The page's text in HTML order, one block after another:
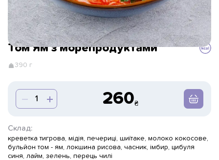
Том Ям з морепродуктами
390 г
260
Склад:
креветка тигрова, мідія, печериці, шиїтаке, молоко кокосове,
бульйон том - ям, локшина рисова, часник, імбир, цибуля
синя, лайм, зелень, перець чилі